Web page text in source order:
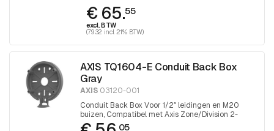
€ 65.55
excl. BTW
(79.32 incl. 21% BTW)
AXIS TQ1604-E Conduit Back Box
Gray
AXIS 03120-001
Conduit Back Box Voor 1/2″ leidingen en M20
buizen, Compatibel met Axis Zone/Division 2-
gecertificeerde Ex-camera's
05